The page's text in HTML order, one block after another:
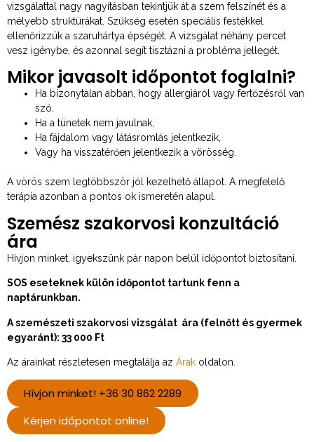
vizsgálattal nagy nagyításban tekintjük át a szem felszínét és a
mélyebb struktúrákat. Szükség esetén speciális festékkel
ellenőrizzük a szaruhártya épségét. A vizsgálat néhány percet
vesz igénybe, és azonnal segít tisztázni a probléma jellegét.
Mikor javasolt időpontot foglalni?
Ha bizonytalan abban, hogy allergiáról vagy fertőzésről van
szó,
Ha a tünetek nem javulnak,
Ha fájdalom vagy látásromlás jelentkezik,
Vagy ha visszatérően jelentkezik a vörösség.
A vörös szem legtöbbször jól kezelhető állapot. A megfelelő
terápia azonban a pontos ok ismeretén alapul.
Szemész szakorvosi konzultáció
ára
Hívjon minket, igyekszünk pár napon belül időpontot biztosítani.
SOS eseteknek külön időpontot tartunk fenn a
naptárunkban.
A szemészeti szakorvosi vizsgálat ára (felnőtt és gyermek
egyaránt): 33 000 Ft
Az árainkat részletesen megtalálja az Árak oldalon.
Hívjon minket! +36 30 862 2289
Kérjen időpontot online!